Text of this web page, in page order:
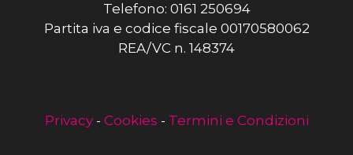
Telefono: 0161 250694
Partita iva e codice fiscale 00170580062
REA/VC n. 148374
Privacy- Cookies - Termini e Condizioni